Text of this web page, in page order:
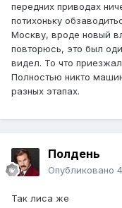
передних приводах
потихоньку
Москву, вроде новый
повторюсь, это был
видел. То что
Полностью никто
разных этапах.
Полдень
Опубликовано
Так лиса же